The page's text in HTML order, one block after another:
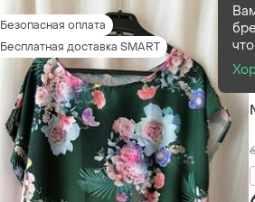
Безопасная оплата
Бесплатная доставка SMART